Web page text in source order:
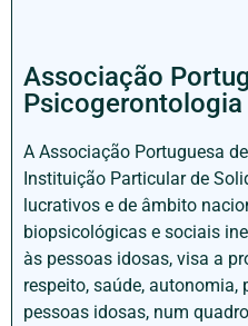
Associação
Psicogerontologia
A Associação Portuguesa
Instituição Particular de
lucrativos e de âmbito
biopsicológicas e sociais
às pessoas idosas, visa a
respeito, saúde,
pessoas idosas, num